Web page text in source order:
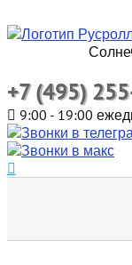
+7 (495)
9:00 - 19:00